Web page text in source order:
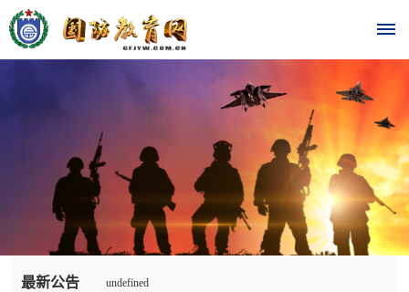
时
政
要
最新公告
undefined
undefined